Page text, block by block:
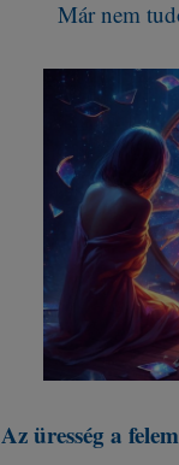
Már nem
Az üresség a